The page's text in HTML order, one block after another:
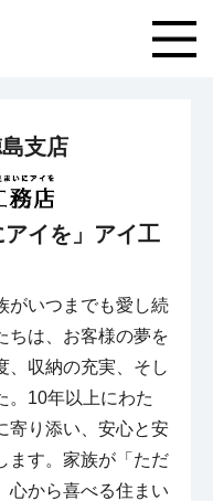
支店
アイを」アイ工
がいつまでも愛し続
ちは、お客様の夢を
、収納の充実、そし
。10年以上にわた
寄り添い、安心と安
ます。家族が「ただ
心から喜べる住まい